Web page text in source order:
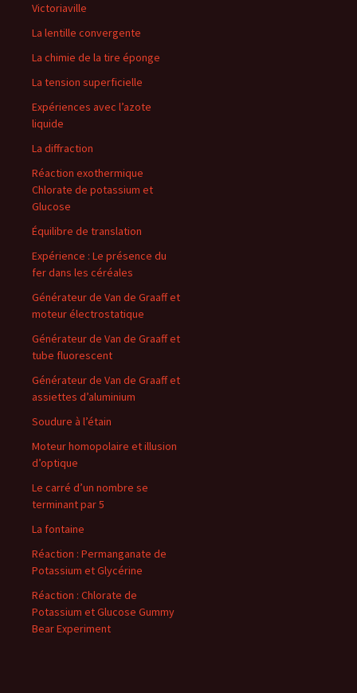
Victoriaville
La lentille convergente
La chimie de la tire éponge
La tension superficielle
Expériences avec l’azote
liquide
La diffraction
Réaction exothermique
Chlorate de potassium et
Glucose
Équilibre de translation
Expérience : Le présence du
fer dans les céréales
Générateur de Van de Graaff et
moteur électrostatique
Générateur de Van de Graaff et
tube fluorescent
Générateur de Van de Graaff et
assiettes d’aluminium
Soudure à l’étain
Moteur homopolaire et illusion
d’optique
Le carré d’un nombre se
terminant par 5
La fontaine
Réaction : Permanganate de
Potassium et Glycérine
Réaction : Chlorate de
Potassium et Glucose Gummy
Bear Experiment